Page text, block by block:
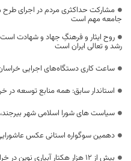
مشارکت حداکثری مردم در اجرای
جامعه مهم است
روح ایثار و فرهنگِ جهاد و شهادت است
رشد و تعالی ایران است
ساعت کاری دستگاه‌های اجرایی خراسان جنوبی از 15
استاندار سابق: همه منابع توسعه در
سیاست های شورا اسلامی شهر
دهمین سوگواره استانی عکس
بیش از ۱۲ هزار هکتار آبیاری نوین در خراسان جنوبی اجرا شد